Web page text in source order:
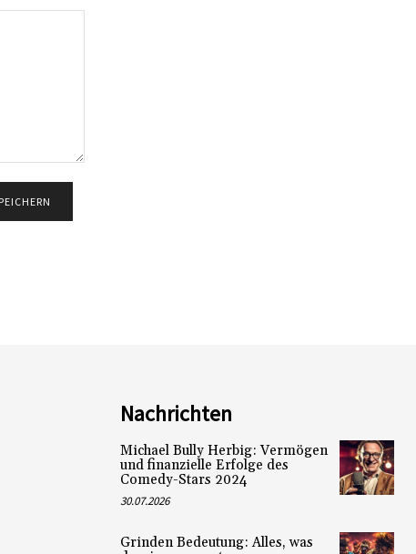
Nachrichten
Michael Bully Herbig: Vermögen
und finanzielle Erfolge des
Comedy-Stars 2024
30.07.2026
Grinden Bedeutung: Alles, was